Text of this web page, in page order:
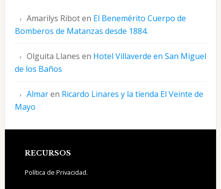
Amarilys Riboten El Benemérito Cuerpo de
Bomberos de Matanzas desde 1884.
Olguita Llanes en Hotel Villaverde en San Miguel
de los Baños
Almaren Ricardo Linares y la tienda El Veinte de
Mayo
Footer
RECURSOS
Política de Privacidad.